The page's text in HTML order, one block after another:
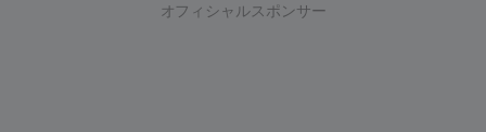
オフィシャルスポンサー